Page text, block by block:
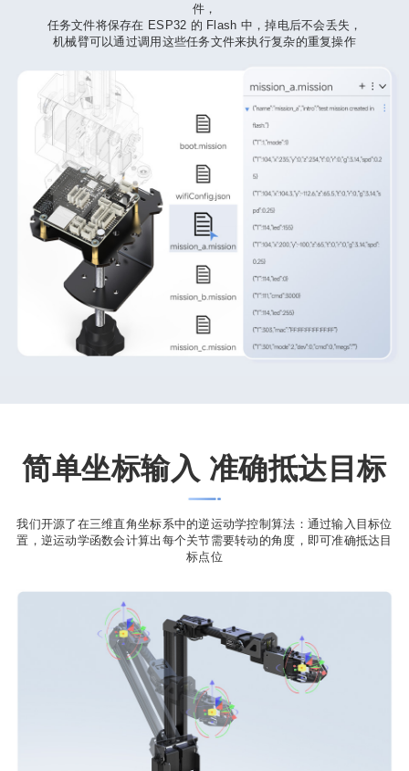
件，
任务文件将保存在 ESP32 的 Flash 中，掉电后不会丢失，
机械臂可以通过调用这些任务文件来执行复杂的重复操作
简单坐标输入 准确抵达目标
我们开源了在三维直角坐标系中的逆运动学控制算法：通过输入目标位
置，逆运动学函数会计算出每个关节需要转动的角度，即可准确抵达目
标点位